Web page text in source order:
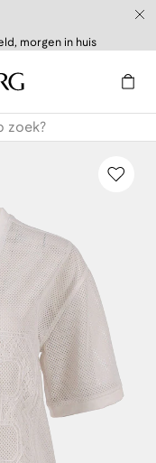
morgen in huis